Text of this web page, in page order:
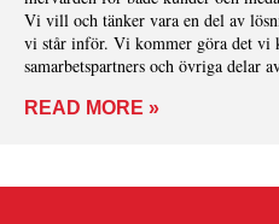
Vi vill och tänker vara en del av
vi står inför. Vi kommer göra det vi
samarbetspartners och övriga delar
READ MORE »